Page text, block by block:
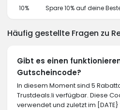
10% Spare 10% auf deine
Häufig gestellte Fragen zu
Gibt es einen
Gutscheincode?
In diesem Moment sind 5
Trustdeals.li verfügbar. Diese
verwendet und zuletzt im